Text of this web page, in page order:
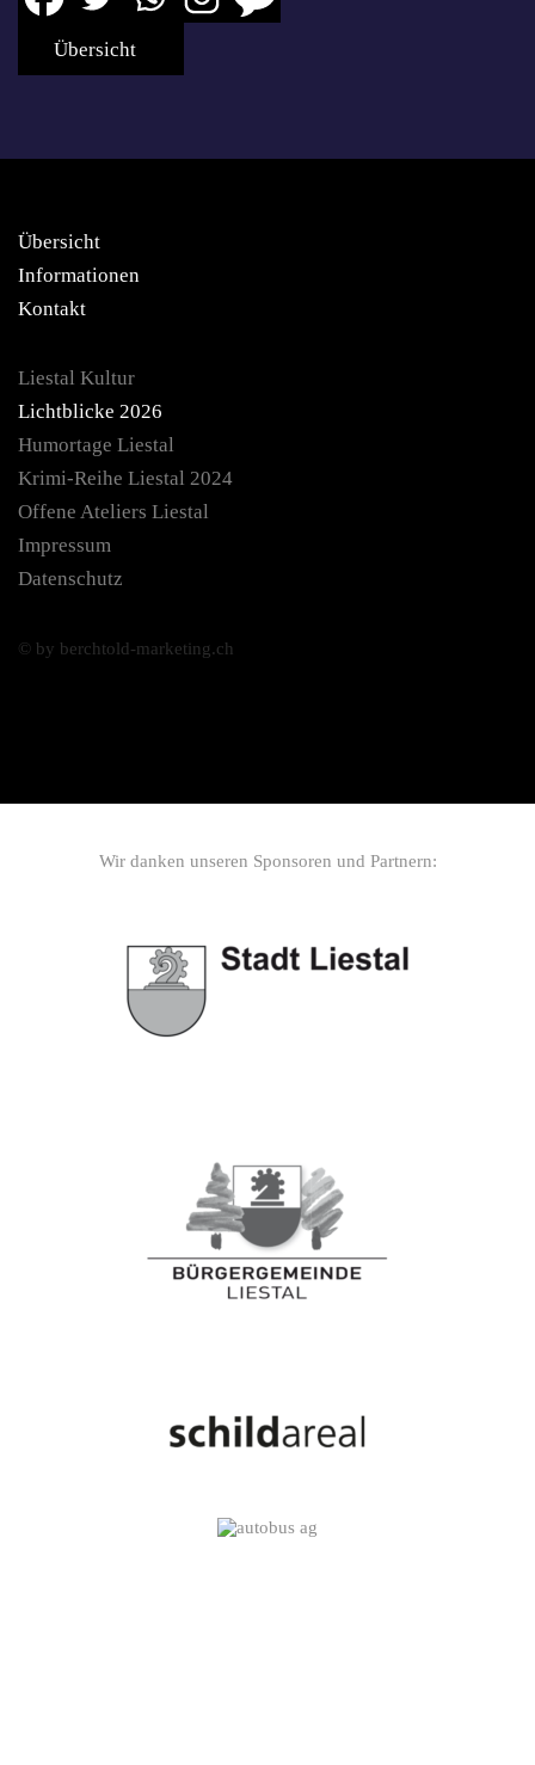
Übersicht
Übersicht
Informationen
Kontakt
Liestal Kultur
Lichtblicke 2026
Humortage Liestal
Krimi-Reihe Liestal 2024
Offene Ateliers Liestal
Impressum
Datenschutz
© by berchtold-marketing.ch
Wir danken unseren Sponsoren und Partnern: